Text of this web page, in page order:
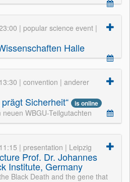
| popular science event |
Halle
| convention | anderer
Sicherheit“ is online
WBGU-Teilgutachten
| presentation | Leipzig
Prof. Dr. Johannes
Institute, Germany
Black Death and the gene that